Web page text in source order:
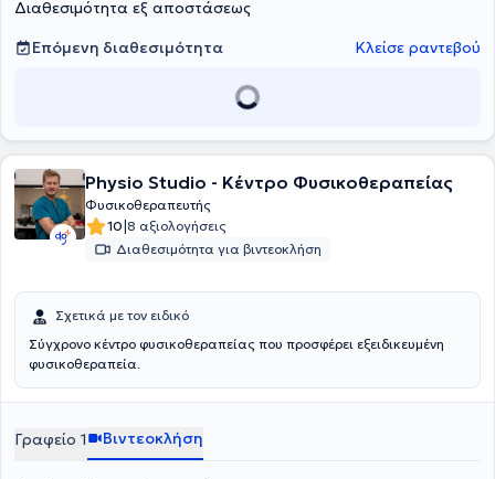
σύγχρονα μηχανήματα όπως μαγνητικός διεγέρτης, κρουστικός
στήλης κλπ. Πλαισιώνεται από φυσικοθεραπευτές μέλη του
εμπειρία. Τέλος, αντιμετωπίζονται μυοσκελετικές παθήσεις,
αθλητικές κακώσεις, λεμφοίδημα, νευρολογικές και
Διαθεσιμότητα εξ αποστάσεως
Επόμενη διαθεσιμότητα
Κλείσε ραντεβού
Physio Studio - Κέντρο Φυσικοθεραπείας
Φυσικοθεραπευτής
10|8 αξιολογήσεις
Διαθεσιμότητα για βιντεοκλήση
Σχετικά με τον ειδικό
Σύγχρονο κέντρο φυσικοθεραπείας που προσφέρει εξειδικευμένη
φυσικοθεραπεία.
Γραφείο 1 Βιντεοκλήση